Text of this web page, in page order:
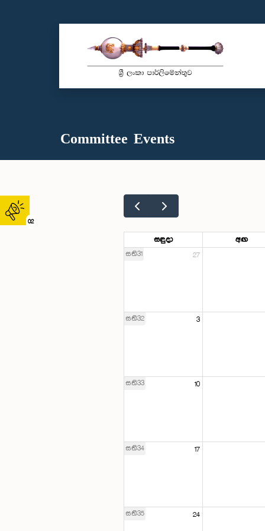
02
Committee Events
සඳුදා අඟ
සති31 27
සති32 3
සති33 10
සති34 17
සති35 24